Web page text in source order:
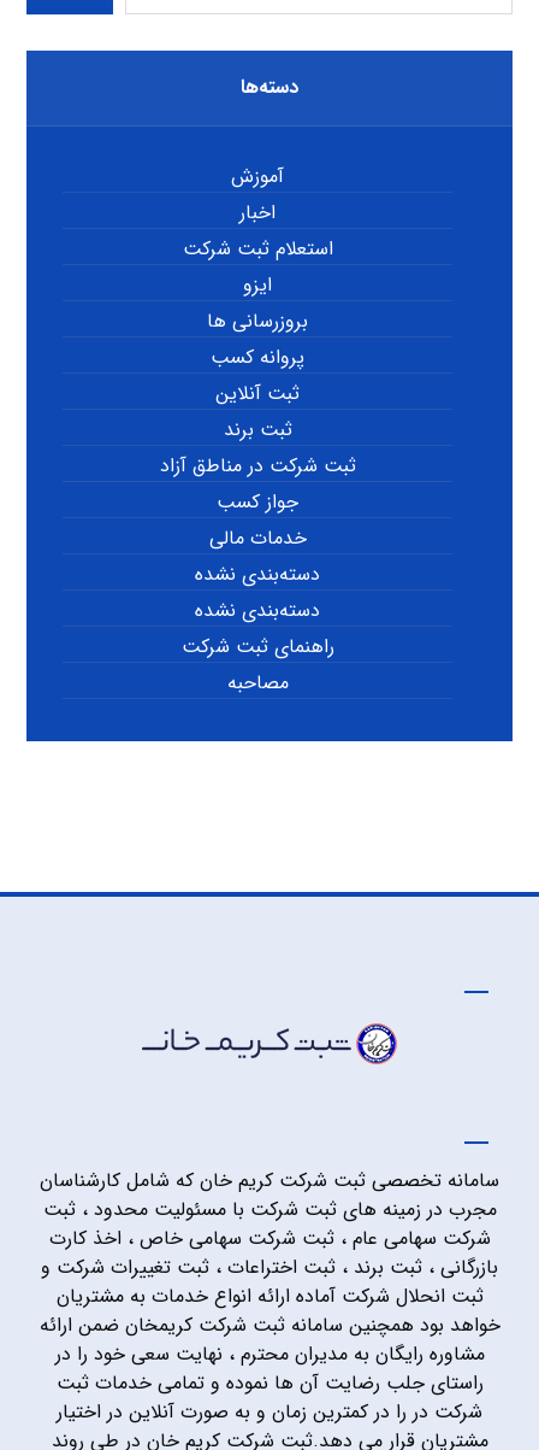
دسته‌ها
آموزش
اخبار
استعلام ثبت شرکت
ایزو
بروزرسانی ها
پروانه کسب
ثبت آنلاین
ثبت برند
ثبت شرکت در مناطق آزاد
جواز کسب
خدمات مالی
دسته‌بندی نشده
دسته‌بندی نشده
راهنمای ثبت شرکت
مصاحبه
سامانه تخصصی ثبت شرکت کریم خان که شامل کارشناسان
مجرب در زمینه های ثبت شرکت با مسئولیت محدود ، ثبت
شرکت سهامی عام ، ثبت شرکت سهامی خاص ، اخذ کارت
بازرگانی ، ثبت برند ، ثبت اختراعات ، ثبت تغییرات شرکت و
ثبت انحلال شرکت آماده ارائه انواع خدمات به مشتریان
خواهد بود همچنین سامانه ثبت شرکت کریمخان ضمن ارائه
مشاوره رایگان به مدیران محترم ، نهایت سعی خود را در
راستای جلب رضایت آن ها نموده و تمامی خدمات ثبت
شرکت در را در کمترین زمان و به صورت آنلاین در اختیار
مشتریان قرار می دهد.ثبت شرکت کریم خان در طی روند